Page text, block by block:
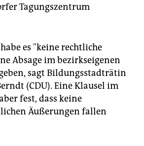
Tagungszentrum
es "keine rechtliche
Absage im bezirkseigenen
sagt Bildungsstadträtin
(CDU). Eine Klausel im
fest, dass keine
Äußerungen fallen